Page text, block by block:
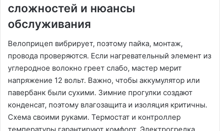
сложностей и нюансы
обслуживания
Велоприцеп вибрирует, поэтому пайка, монтаж,
провода проверяются. Если нагревательный элемент из
углеродное волокно греет слабо, мастер мерит
напряжение 12 вольт. Важно, чтобы аккумулятор или
павербанк были сухими. Зимние прогулки создают
конденсат, поэтому влагозащита и изоляция критичны.
Схема своими руками. Термостат и контроллер